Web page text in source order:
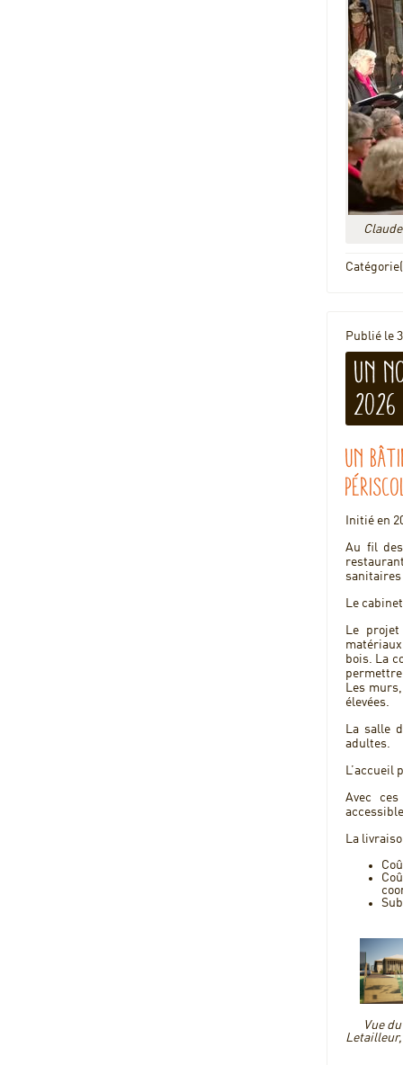
Publié le
Un
2026
Un
Initié en
Au fil
sanitaires
Le
Le
bois. La
Les
élevées.
La salle
adultes.
L’accueil
Avec
La
Vue
Letailleur,